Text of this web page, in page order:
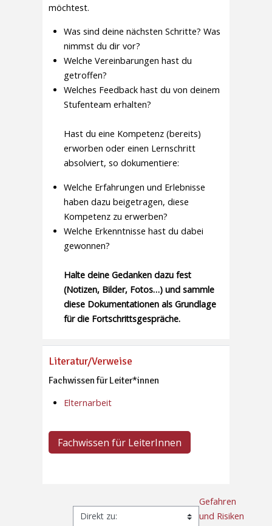
möchtest.
Was sind deine nächsten Schritte? Was
nimmst du dir vor?
Welche Vereinbarungen hast du
getroffen?
Welches Feedback hast du von deinem
Stufenteam erhalten?
Hast du eine Kompetenz (bereits)
erworben oder einen Lernschritt
absolviert, so dokumentiere:
Welche Erfahrungen und Erlebnisse
haben dazu beigetragen, diese
Kompetenz zu erwerben?
Welche Erkenntnisse hast du dabei
gewonnen?
Halte deine Gedanken dazu fest
(Notizen, Bilder, Fotos…) und sammle
diese Dokumentationen als Grundlage
für die Fortschrittsgespräche.
Literatur/Verweise
Fachwissen für Leiter*innen
Elternarbeit
Fachwissen für LeiterInnen
Gefahren
und Risiken